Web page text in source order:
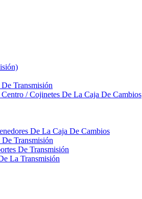
Transmisión
/ Cojinetes De La Caja De Cambios
De La Caja De Cambios
Transmisión
De Transmisión
La Transmisión